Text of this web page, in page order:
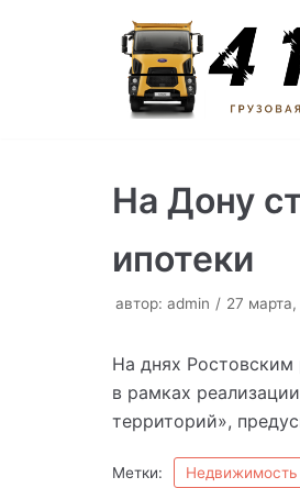
содержимому
На Дону
ипотеки
автор: admin 27
На днях
в рамках
территорий»,
Метки: Недвижимость